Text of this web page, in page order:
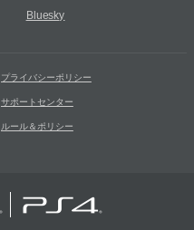
Bluesky
プライバシーポリシー
サポートセンター
ルール＆ポリシー